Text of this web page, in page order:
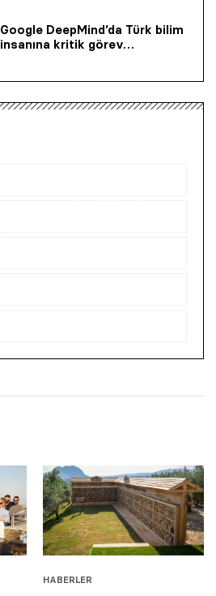
Google DeepMind’da Türk bilim
insanına kritik görev…
HABERLER